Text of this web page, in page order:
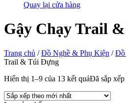
Quay lại cửa hàng
Gậy Chạy Trail
Trang chủ / Đồ Nghề & Phụ Kiện / Đồ
Trail & Túi Đựng
Hiển thị 1–9 của 13 kết quảĐã sắp